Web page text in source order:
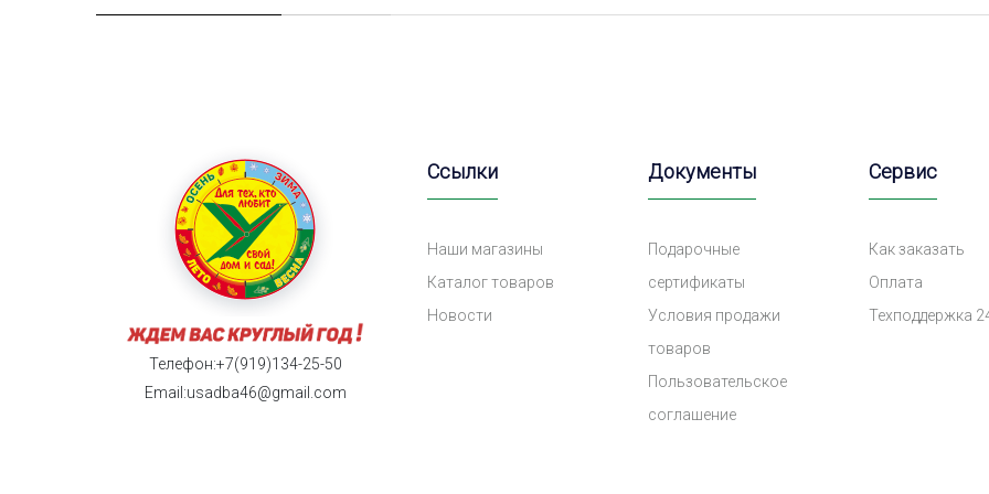
Телефон:+7(919)134-25-50
Email:usadba46@gmail.com
Ссылки
Наши магазины
Каталог товаров
Новости
Документы
Подарочные
сертификаты
Условия продажи
товаров
Пользовательское
соглашение
Сервис
Как заказать
Оплата
Техподдержка